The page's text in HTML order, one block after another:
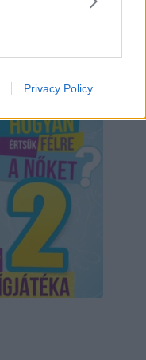
Privacy Policy